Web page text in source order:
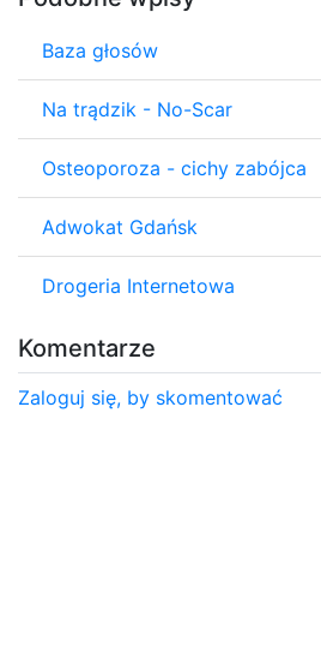
Baza głosów
Na trądzik - No-Scar
Osteoporoza - cichy zabójca
Adwokat Gdańsk
Drogeria Internetowa
Komentarze
Zaloguj się, by skomentować